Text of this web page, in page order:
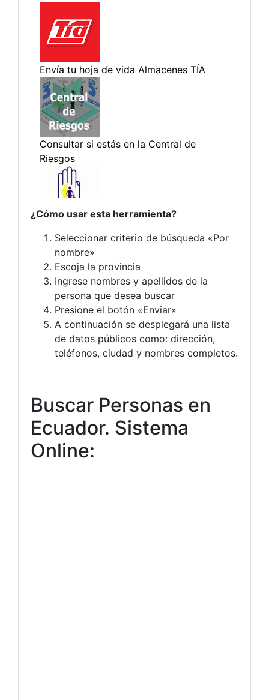
¿Cómo usar esta herramienta?
Seleccionar criterio de búsqueda «Por
nombre»
Escoja la provincia
Ingrese nombres y apellidos de la
persona que desea buscar
Presione el botón «Enviar»
A continuación se desplegará una lista
de datos públicos como: dirección,
teléfonos, ciudad y nombres completos.
Buscar Personas en
Ecuador. Sistema
Online: